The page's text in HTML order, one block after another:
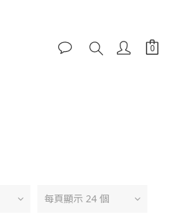
每頁顯示 24 個